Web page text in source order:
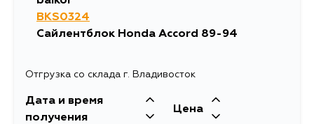
BKS0324
Сайлентблок Honda Accord 89-94
Отгрузка со склада г. Владивосток
Дата и время
получения
Цена